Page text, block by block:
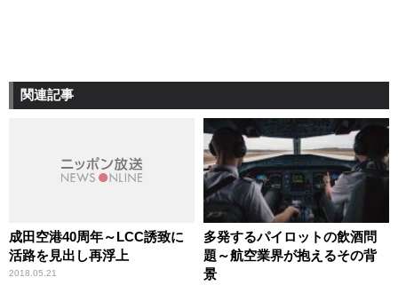
関連記事
成田空港40周年～LCC誘致に
活路を見出し再浮上
2018.05.21
多発するパイロットの飲酒問
題～航空業界が抱えるその背
景